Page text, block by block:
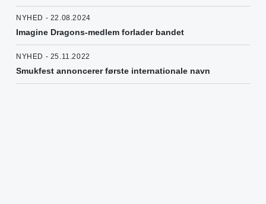
NYHED - 22.08.2024
Imagine Dragons-medlem forlader bandet
NYHED - 25.11.2022
Smukfest annoncerer første internationale navn